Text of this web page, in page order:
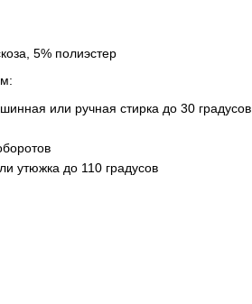
5% полиэстер
или ручная стирка до 30 градусов
утюжка до 110 градусов